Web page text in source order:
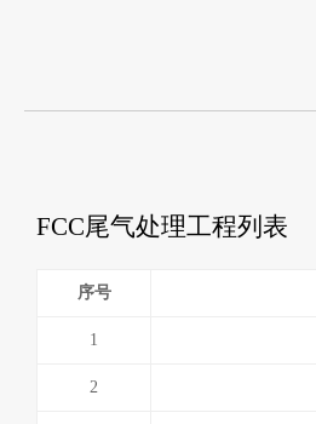
FCC尾气处理工程列表
序号
1
2